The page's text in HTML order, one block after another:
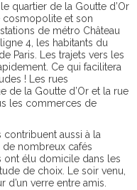
le quartier de la Goutte d’Or
cosmopolite et son
de métro Château
4, les habitants du
Paris. Les trajets vers les
Ce qui facilitera
! Les rues
de la Goutte d’Or et la rue
les commerces de
contribuent aussi à la
de nombreux cafés
ont élu domicile dans les
de choix. Le soir venu,
d’un verre entre amis.